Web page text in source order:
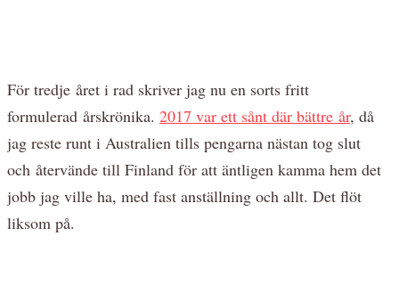
För tredje året i rad skriver jag nu en sorts fritt
formulerad årskrönika. 2017 var ett sånt där bättre år, då
jag reste runt i Australien tills pengarna nästan tog slut
och återvände till Finland för att äntligen kamma hem det
jobb jag ville ha, med fast anställning och allt. Det flöt
liksom på.